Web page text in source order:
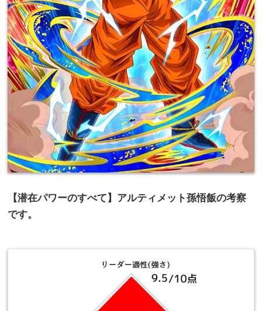
【潜在パワーのすべて】アルティメット孫悟飯の考察
です。